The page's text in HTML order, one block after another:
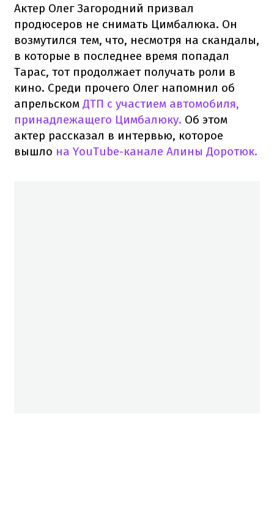
Актер Олег Загородний призвал
продюсеров не снимать Цимбалюка. Он
возмутился тем, что, несмотря на скандалы,
в которые в последнее время попадал
Тарас, тот продолжает получать роли в
кино. Среди прочего Олег напомнил об
апрельском ДТП с участием автомобиля,
принадлежащего Цимбалюку. Об этом
актер рассказал в интервью, которое
вышло на YouTube-канале Алины Доротюк.